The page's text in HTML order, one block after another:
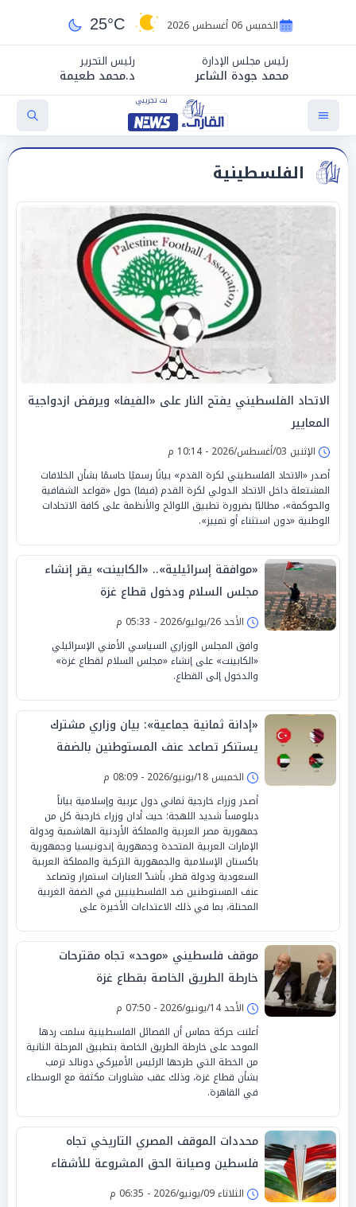
الخميس 06 أغسطس 2026 25°C
رئيس مجلس الإدارة
محمد جودة الشاعر
رئيس التحرير
د.محمد طعيمة
الفلسطينية
الاتحاد الفلسطيني يفتح النار على «الفيفا» ويرفض ازدواجية
المعايير
الإثنين 03/أغسطس/2026 - 10:14 م
أصدر «الاتحاد الفلسطيني لكرة القدم» بيانًا رسميًا حاسمًا بشأن الخلافات
المشتعلة داخل الاتحاد الدولي لكرة القدم (فيفا) حول «قواعد الشفافية
والحوكمة»، مطالبًا بضرورة تطبيق اللوائح والأنظمة على كافة الاتحادات
الوطنية «دون استثناء أو تمييز».
«موافقة إسرائيلية».. «الكابينت» يقر إنشاء
مجلس السلام ودخول قطاع غزة
الأحد 26/يوليو/2026 - 05:33 م
وافق المجلس الوزاري السياسي الأمني الإسرائيلي
«الكابينت» على إنشاء «مجلس السلام لقطاع غزة»
والدخول إلى القطاع.
«إدانة ثمانية جماعية»: بيان وزاري مشترك
يستنكر تصاعد عنف المستوطنين بالضفة
الخميس 18/يونيو/2026 - 08:09 م
أصدر وزراء خارجية ثماني دول عربية وإسلامية بياناً
دبلومساً شديد اللهجة؛ حيث أدان وزراء خارجية كل من
جمهورية مصر العربية والمملكة الأردنية الهاشمية ودولة
الإمارات العربية المتحدة وجمهورية إندونيسيا وجمهورية
باكستان الإسلامية والجمهورية التركية والمملكة العربية
السعودية ودولة قطر، بأشدّ العبارات استمرار وتصاعد
عنف المستوطنين ضد الفلسطينيين في الضفة الغربية
المحتلة، بما في ذلك الاعتداءات الأخيرة على
موقف فلسطيني «موحد» تجاه مقترحات
خارطة الطريق الخاصة بقطاع غزة
الأحد 14/يونيو/2026 - 07:50 م
أعلنت حركة حماس أن الفصائل الفلسطينية سلمت ردها
الموحد على خارطة الطريق الخاصة بتطبيق المرحلة الثانية
من الخطة التي طرحها الرئيس الأميركي دونالد ترمب
بشأن قطاع غزة، وذلك عقب مشاورات مكثفة مع الوسطاء
في القاهرة.
محددات الموقف المصري التاريخي تجاه
فلسطين وصيانة الحق المشروعة للأشقاء
الثلاثاء 09/يونيو/2026 - 06:35 م